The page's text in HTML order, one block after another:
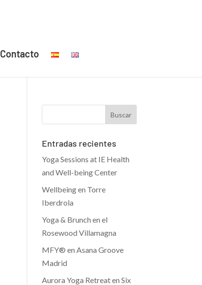
Contacto
Entradas recientes
Yoga Sessions at IE Health
and Well-being Center
Wellbeing en Torre
Iberdrola
Yoga & Brunch en el
Rosewood Villamagna
MFY® en Asana Groove
Madrid
Aurora Yoga Retreat en Six